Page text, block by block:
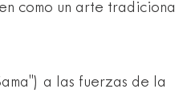
como un arte tradicional
a las fuerzas de la